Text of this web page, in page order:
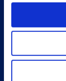
Estrada Porto
Redondela
Pontevedra -